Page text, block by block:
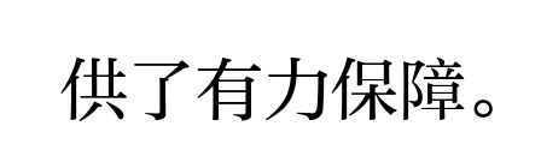
供了有力保障。